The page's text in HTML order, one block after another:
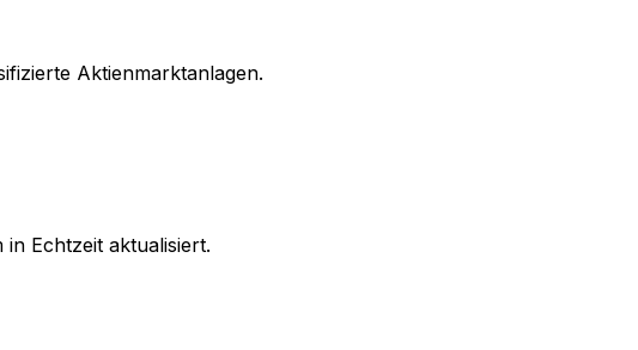
Aktienmarktanlagen.
Echtzeit aktualisiert.